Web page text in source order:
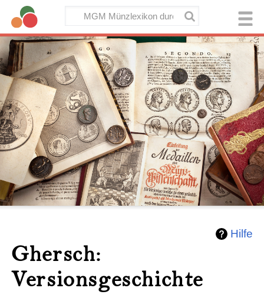
Hilfe
Ghersch:
Versionsgeschichte